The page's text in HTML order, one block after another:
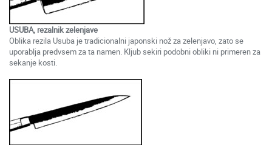
USUBA, rezalnik zelenjave
Oblika rezila Usuba je tradicionalni japonski nož za zelenjavo, zato se
uporablja predvsem za ta namen. Kljub sekiri podobni obliki ni primeren za
sekanje kosti.